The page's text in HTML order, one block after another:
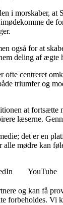
i morskaber,
de
også for at
deling af
centreret
triumfer og
at fortsætte
læserne.
det er en
alle mødre kan
YouTube
og kan få
forbeholdes. Vi